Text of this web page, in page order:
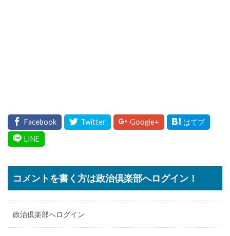
コメントを書く方は政治倶楽部へログイン！
政治倶楽部へログイン